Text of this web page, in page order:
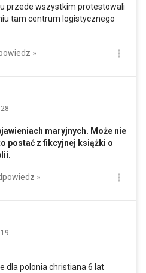
przede wszystkim protestowali
tam centrum logistycznego
»
maryjnych. Może nie
postać z fikcyjnej książki o
»
dla polonia christiana 6 lat